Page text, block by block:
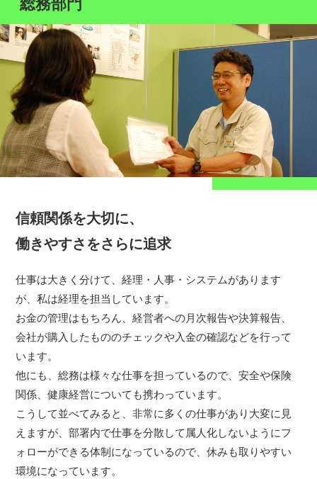
総務部門
信頼関係を大切に、
働きやすさをさらに追求
仕事は大きく分けて、経理・人事・システムがあります
が、私は経理を担当しています。
お金の管理はもちろん、経営者への月次報告や決算報告、
会社が購入したもののチェックや入金の確認などを行って
います。
他にも、総務は様々な仕事を担っているので、安全や保険
関係、健康経営についても携わっています。
こうして並べてみると、非常に多くの仕事があり大変に見
えますが、部署内で仕事を分散して属人化しないようにフ
ォローができる体制になっているので、休みも取りやすい
環境になっています。